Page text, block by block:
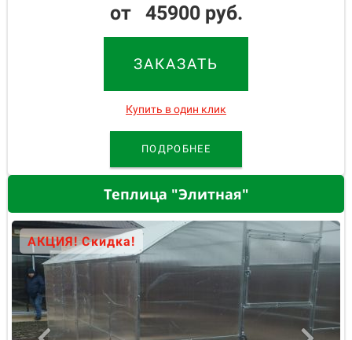
от 45900 руб.
ЗАКАЗАТЬ
Купить в один клик
ПОДРОБНЕЕ
Теплица "Элитная"
АКЦИЯ! Скидка!